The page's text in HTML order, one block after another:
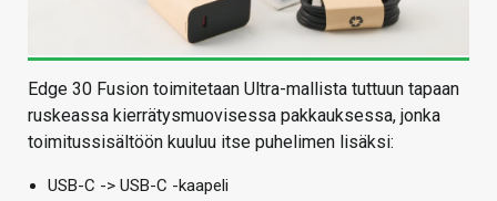
Edge 30 Fusion toimitetaan Ultra-mallista tuttuun tapaan
ruskeassa kierrätysmuovisessa pakkauksessa, jonka
toimitussisältöön kuuluu itse puhelimen lisäksi:
USB-C -> USB-C -kaapeli